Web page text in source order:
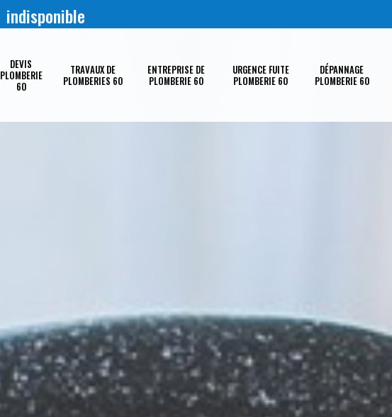
indisponible
DEVIS
PLOMBERIE
60
TRAVAUX DE
PLOMBERIES 60
ENTREPRISE DE
PLOMBERIE 60
URGENCE FUITE
PLOMBERIE 60
DÉPANNAGE
PLOMBERIE 60